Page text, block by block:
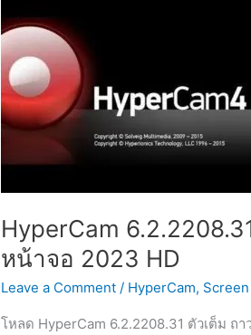
HyperCam
หน้าจอ 2023 HD
Leave a Comment / HyperCam,
โหลด HyperCam 6.2.2208.31 ตัวเต็ม ถ